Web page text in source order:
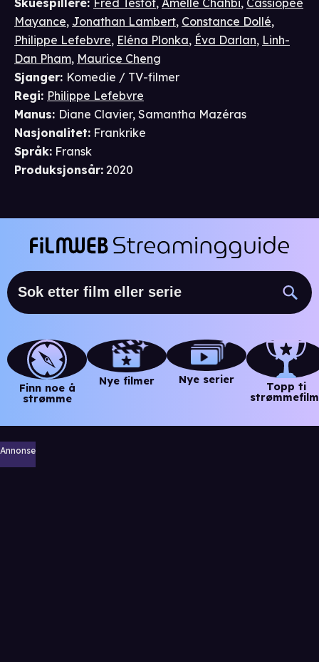
Skuespillere: Fred Testot, Amelle Chahbi, Cassiopée
Mayance, Jonathan Lambert, Constance Dollé,
Philippe Lefebvre, Eléna Plonka, Éva Darlan, Linh-
Dan Pham, Maurice Cheng
Sjanger: Komedie / TV-filmer
Regi: Philippe Lefebvre
Manus: Diane Clavier, Samantha Mazéras
Nasjonalitet: Frankrike
Språk: Fransk
Produksjonsår: 2020
Finn noe å
strømme
Nye filmer Nye serier
Topp ti
Annonse